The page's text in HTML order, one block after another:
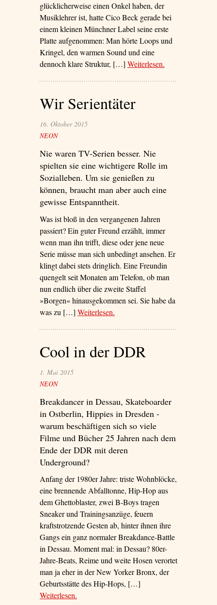
glücklicherweise einen Onkel haben, der
Musiklehrer ist, hatte Cico Beck gerade bei
einem kleinen Münchner Label seine erste
Platte aufgenommen: Man hörte Loops und
Kringel, den warmen Sound und eine
dennoch klare Struktur, […] Weiterlesen– ‘Zurück in die
.
Wir Serientäter
16. Oktober 2015
NEON
Nie waren TV-Serien besser. Nie
spielten sie eine wichtigere Rolle im
Sozialleben. Um sie genießen zu
können, braucht man aber auch eine
gewisse Entspanntheit.
Was ist bloß in den vergangenen Jahren
passiert? Ein guter Freund erzählt, immer
wenn man ihn trifft, diese oder jene neue
Serie müsse man sich unbedingt ansehen. Er
klingt dabei stets dringlich. Eine Freundin
quengelt seit Monaten am Telefon, ob man
nun endlich über die zweite Staffel
»Borgen« hinausgekommen sei. Sie habe da
was zu […] Weiterlesen– ‘Wir Serientäter’
.
Cool in der DDR
1. Mai 2015
NEON
Breakdancer in Dessau, Skateboarder
in Ostberlin, Hippies in Dresden -
warum beschäftigen sich so viele
Filme und Bücher 25 Jahren nach dem
Ende der DDR mit deren
Underground?
Anfang der 1980er Jahre: triste Wohnblöcke,
eine brennende Abfalltonne, Hip-Hop aus
dem Ghettoblaster, zwei B-Boys tragen
Sneaker und Trainingsanzüge, feuern
kraftstrotzende Gesten ab, hinter ihnen ihre
Gangs ein ganz normaler Breakdance-Battle
in Dessau. Moment mal: in Dessau? 80er-
Jahre-Beats, Reime und weite Hosen verortet
man ja eher in der New Yorker Bronx, der
Geburtsstätte des Hip-Hops, […]
Weiterlesen– ‘Cool in der DDR’
.